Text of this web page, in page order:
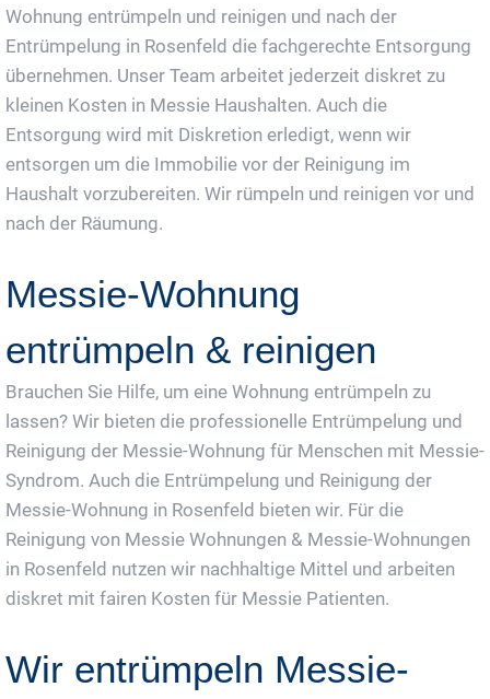
Wohnung entrümpeln und reinigen und nach der
Entrümpelung in Rosenfeld die fachgerechte Entsorgung
übernehmen. Unser Team arbeitet jederzeit diskret zu
kleinen Kosten in Messie Haushalten. Auch die
Entsorgung wird mit Diskretion erledigt, wenn wir
entsorgen um die Immobilie vor der Reinigung im
Haushalt vorzubereiten. Wir rümpeln und reinigen vor und
nach der Räumung.
Messie-Wohnung
entrümpeln & reinigen
Brauchen Sie Hilfe, um eine Wohnung entrümpeln zu
lassen? Wir bieten die professionelle Entrümpelung und
Reinigung der Messie-Wohnung für Menschen mit Messie-
Syndrom. Auch die Entrümpelung und Reinigung der
Messie-Wohnung in Rosenfeld bieten wir. Für die
Reinigung von Messie Wohnungen & Messie-Wohnungen
in Rosenfeld nutzen wir nachhaltige Mittel und arbeiten
diskret mit fairen Kosten für Messie Patienten.
Wir entrümpeln Messie-